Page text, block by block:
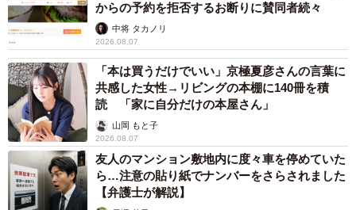
からの予約を拒否するお断りに賛同者続々
中将 タカノリ
2026.08.07
「本は買うだけでいい」京極夏彦さんの言葉に
共感した女性→リビングの本棚に140冊を積
読 「家に自分だけの本屋さん」
山岡 もと子
2026.08.07
友人のマンション敷地内に度々車を停めていた
ら…注意の貼り紙でナンバーをさらされました
【弁護士が解説】